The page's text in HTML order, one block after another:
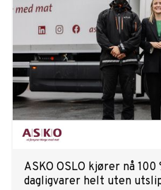
ASKO OSLO kjører nå
dagligvarer helt uten